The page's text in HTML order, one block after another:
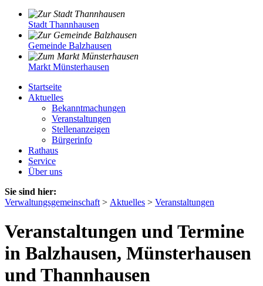
Stadt Thannhausen
Gemeinde Balzhausen
Markt Münsterhausen
Startseite
Aktuelles
Bekanntmachungen
Veranstaltungen
Stellenanzeigen
Bürgerinfo
Rathaus
Service
Über uns
Sie sind hier:
Verwaltungsgemeinschaft > Aktuelles > Veranstaltungen
Veranstaltungen und Termine
in Balzhausen, Münsterhausen
und Thannhausen